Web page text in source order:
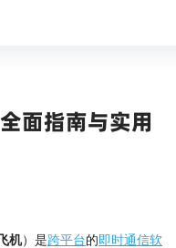
面指南与实用
机）是跨平台的即时通信软